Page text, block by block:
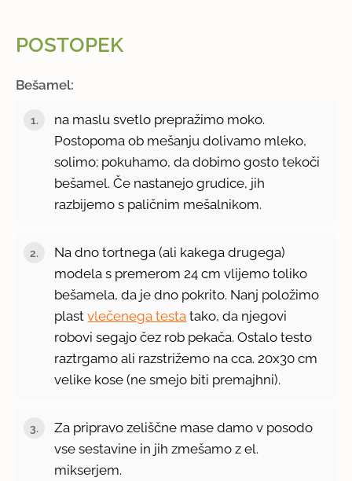
POSTOPEK
Bešamel:
na maslu svetlo prepražimo moko.
Postopoma ob mešanju dolivamo mleko,
solimo; pokuhamo, da dobimo gosto tekoči
bešamel. Če nastanejo grudice, jih
razbijemo s paličnim mešalnikom.
Na dno tortnega (ali kakega drugega)
modela s premerom 24 cm vlijemo toliko
bešamela, da je dno pokrito. Nanj položimo
plastvlečenega testa tako, da njegovi
robovi segajo čez rob pekača. Ostalo testo
raztrgamo ali razstrižemo na cca. 20x30 cm
velike kose (ne smejo biti premajhni).
Za pripravo zeliščne mase damo v posodo
vse sestavine in jih zmešamo z el.
mikserjem.